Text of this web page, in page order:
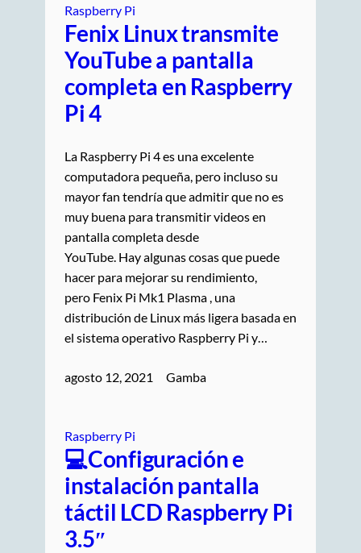
Raspberry Pi
Fenix ​​Linux transmite
YouTube a pantalla
completa en Raspberry
Pi 4
La Raspberry Pi 4 es una excelente
computadora pequeña, pero incluso su
mayor fan tendría que admitir que no es
muy buena para transmitir videos en
pantalla completa desde
YouTube. Hay algunas cosas que puede
hacer para mejorar su rendimiento,
pero Fenix ​​Pi Mk1 Plasma , una
distribución de Linux más ligera basada en
el sistema operativo Raspberry Pi y…
agosto 12, 2021 Gamba
Raspberry Pi
💻Configuración e
instalación pantalla
táctil LCD Raspberry Pi
3.5″